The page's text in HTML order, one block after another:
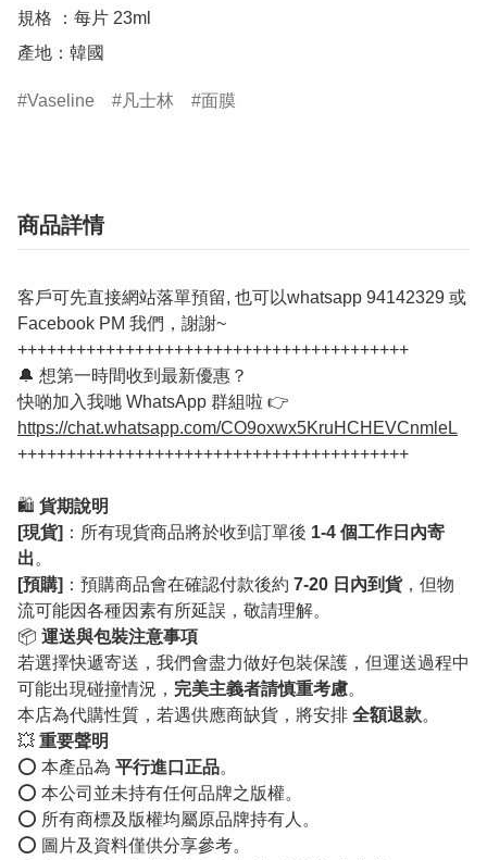
規格 ：每片 23ml
Vaseline 凡士林 面膜
商品詳情
客戶可先直接網站落單預留, 也可以whatsapp 94142329 或
Facebook PM 我們，謝謝~
++++++++++++++++++++++++++++++++++++++++
🔔 想第一時間收到最新優惠？
快啲加入我哋 WhatsApp 群組啦 👉
https://chat.whatsapp.com/CO9oxwx5KruHCHEVCnmleL
++++++++++++++++++++++++++++++++++++++++
🛍️ 貨期說明
[現貨] ：所有現貨商品將於收到訂單後 1-4 個工作日內寄
出。
[預購] ：預購商品會在確認付款後約 7-20 日內到貨，但物
流可能因各種因素有所延誤，敬請理解。
📦 運送與包裝注意事項
若選擇快遞寄送，我們會盡力做好包裝保護，但運送過程中
可能出現碰撞情況， 完美主義者請慎重考慮。
本店為代購性質，若遇供應商缺貨，將安排 全額退款。
💥 重要聲明
⭕️ 本產品為 平行進口正品。
⭕️ 本公司並未持有任何品牌之版權。
⭕️ 所有商標及版權均屬原品牌持有人。
⭕️ 圖片及資料僅供分享參考。